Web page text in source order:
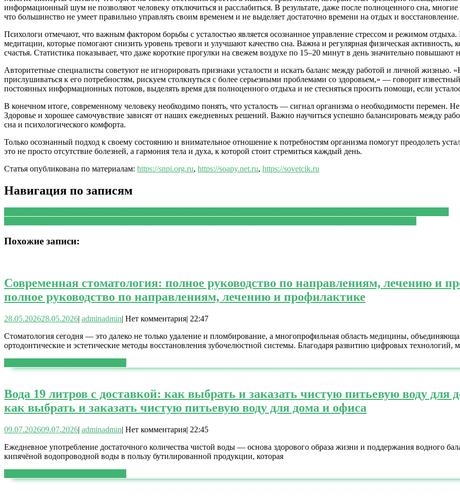
информационный шум не позволяют человеку отключиться и расслабиться. В результате, даже после полноценного сна,
что большинство не умеет правильно управлять своим временем и не выделяет достаточно времени на отдых и восстановление.
Психологи отмечают, что важным фактором борьбы с усталостью является осознанное управление стрессом и режимом
медитации, которые помогают снизить уровень тревоги и улучшают качество сна. Важна и регулярная физическая
счастья. Статистика показывает, что даже короткие прогулки на свежем воздухе по 15–20 минут в день значительно повышают
Авторитетные специалисты советуют не игнорировать признаки усталости и искать баланс между работой и личной
прислушиваться к его потребностям, рискуем столкнуться с более серьезными проблемами со здоровьем,» — говорит
постоянных информационных потоков, выделять время для полноценного отдыха и не стесняться просить помощи, если
В конечном итоге, современному человеку необходимо понять, что усталость — сигнал организма о необходимости перемен.
Здоровье и хорошее самочувствие зависят от наших ежедневных решений. Важно научиться успешно балансировать между
сна и психологического комфорта.
Только осознанный подход к своему состоянию и внимательное отношение к потребностям организма помогут преодолеть
это не просто отсутствие болезней, а гармония тела и духа, к которой стоит стремиться каждый день.
Статья опубликована по материалам: https://snpi.org.ru, https://soapy.net.ru, https://sovetcik.ru
Навигация по записям
Похожие записи:
Современная стоматология: полное руководство по направлениям, лечению и
полное руководство по направлениям, лечению и профилактике
28.05.202628.05.2026| adminadmin| Нет комментария| 22:47
Стоматология сегодня — это далеко не только удаление и пломбирование, а многопрофильная область медицины,
ортодонтические и эстетические методы восстановления зубочелюстной системы. Благодаря развитию цифровых технологий,
Вода 19 литров с доставкой: как выбрать и заказать чистую питьевую воду для
как выбрать и заказать чистую питьевую воду для дома и офиса
09.07.202609.07.2026| adminadmin| Нет комментария| 22:45
Ежедневное употребление достаточного количества чистой воды — основа здорового образа жизни и поддержания водного
кипячёной водопроводной воды в пользу бутилированной продукции, которая